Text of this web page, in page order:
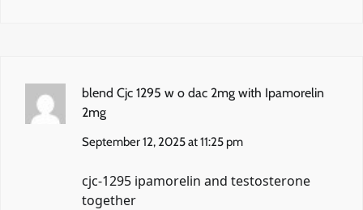
blend Cjc 1295 w o dac 2mg with Ipamorelin
2mg
September 12, 2025 at 11:25 pm
cjc-1295 ipamorelin and testosterone
together